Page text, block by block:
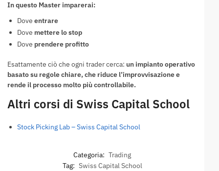
In questo Master imparerai:
Dove entrare
Dove mettere lo stop
Dove prendere profitto
Esattamente ciò che ogni trader cerca: un impianto operativo
basato su regole chiare, che riduce l’improvvisazione e
rende il processo molto più controllabile.
Altri corsi di Swiss Capital School
Stock Picking Lab – Swiss Capital School
Categoria: Trading
Tag: Swiss Capital School